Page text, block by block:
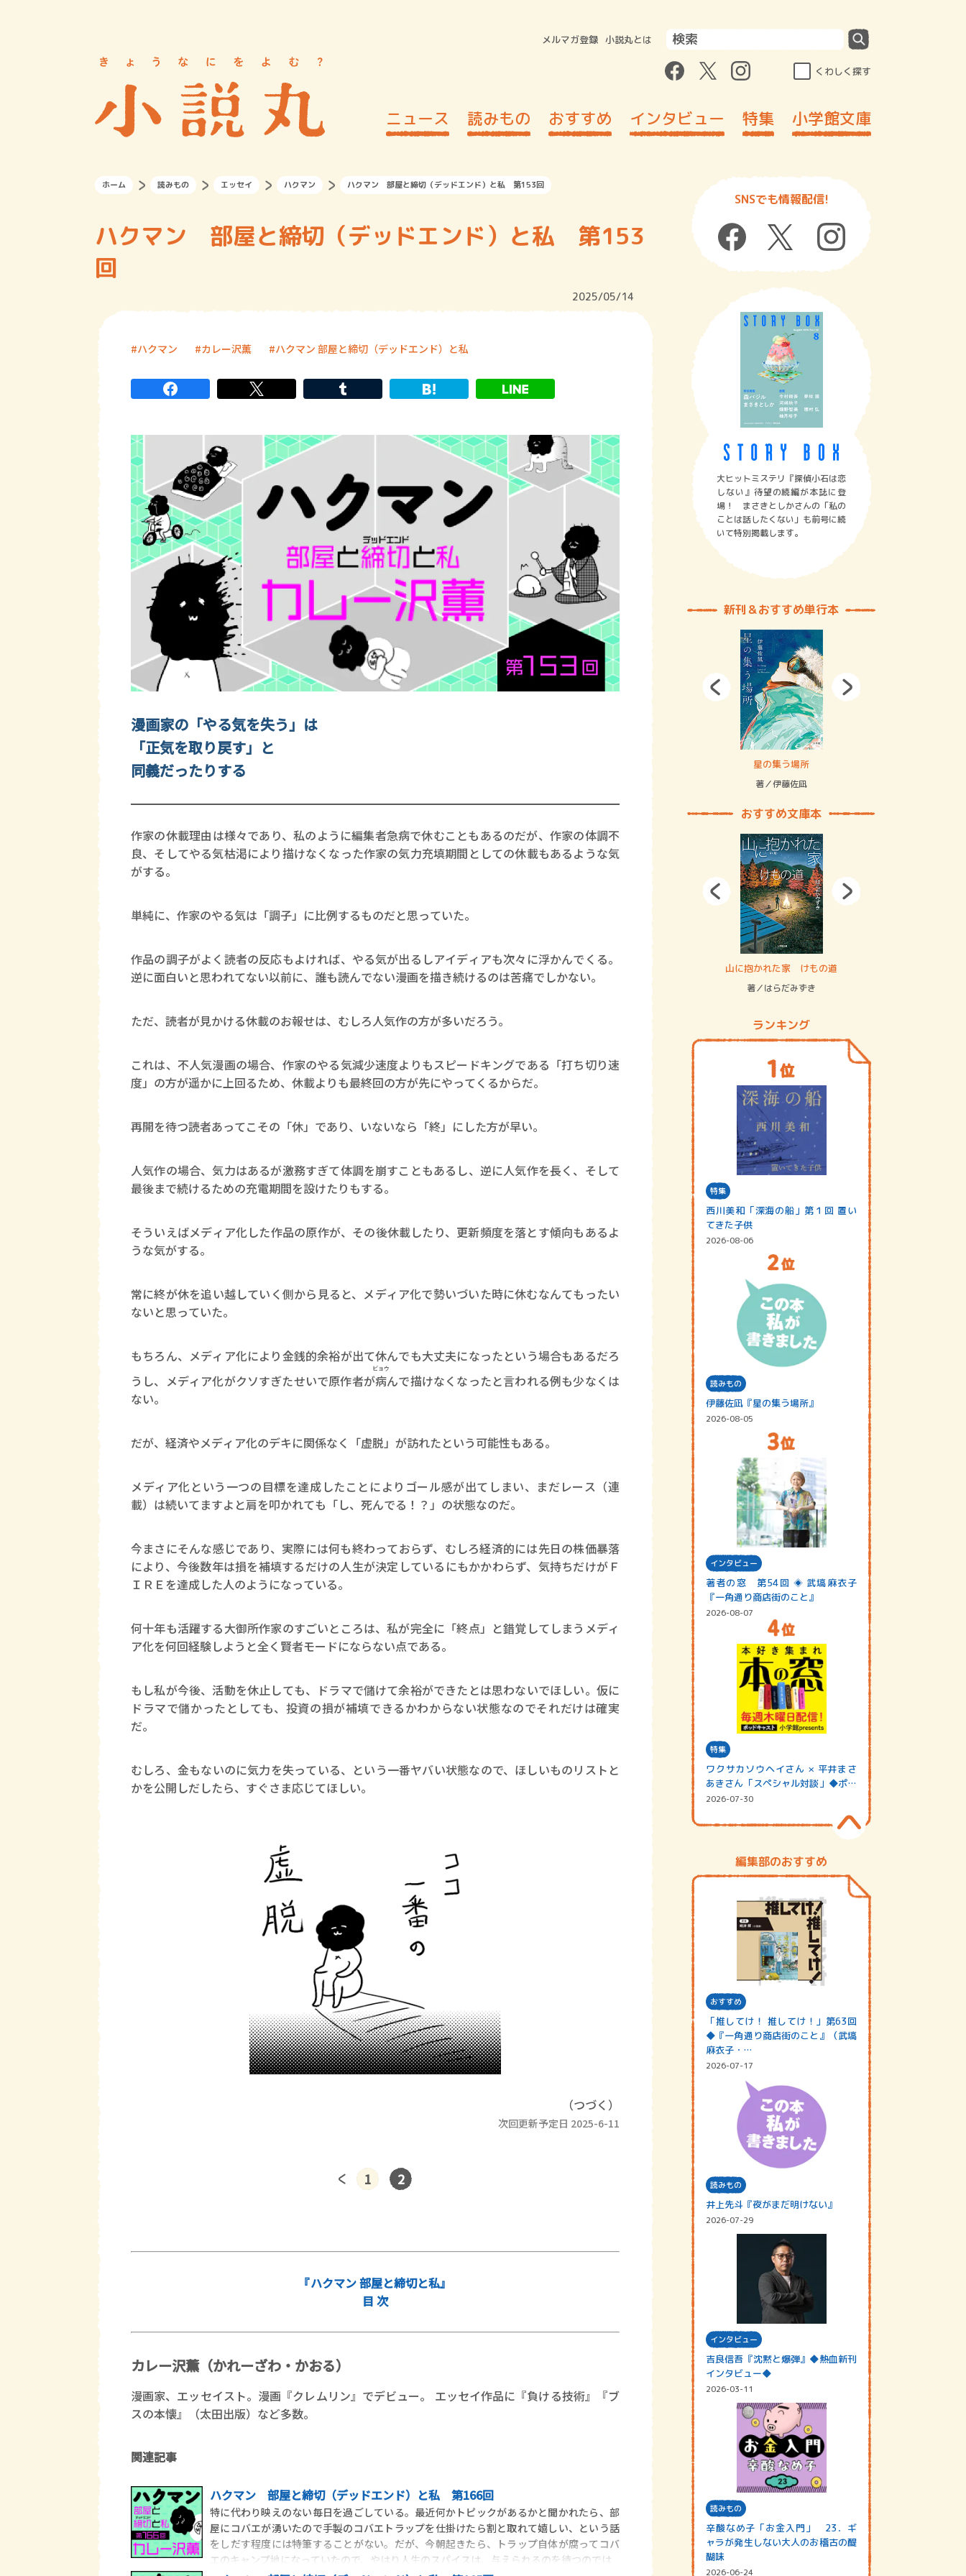
メルマガ登録 小説丸とは
くわしく探す
ニュース 読みもの おすすめ インタビュー 特集 小学館文庫
ホーム 読みもの エッセイ ハクマン ハクマン 部屋と締切（デッドエンド）と私 第153回
ハクマン 部屋と締切（デッドエンド）と私 第153
回
2025/05/14
ハクマン カレー沢薫 ハクマン 部屋と締切（デッドエンド）と私
漫画家の「やる気を失う」は
「正気を取り戻す」と
同義だったりする
作家の休載理由は様々であり、私のように編集者急病で休むこともあるのだが、作家の体調不
良、そしてやる気枯渇により描けなくなった作家の気力充填期間としての休載もあるような気
がする。
単純に、作家のやる気は「調子」に比例するものだと思っていた。
作品の調子がよく読者の反応もよければ、やる気が出るしアイディアも次々に浮かんでくる。
逆に面白いと思われてない以前に、誰も読んでない漫画を描き続けるのは苦痛でしかない。
ただ、読者が見かける休載のお報せは、むしろ人気作の方が多いだろう。
これは、不人気漫画の場合、作家のやる気減少速度よりもスピードキングである「打ち切り速
度」の方が遥かに上回るため、休載よりも最終回の方が先にやってくるからだ。
再開を待つ読者あってこその「休」であり、いないなら「終」にした方が早い。
人気作の場合、気力はあるが激務すぎて体調を崩すこともあるし、逆に人気作を長く、そして
最後まで続けるための充電期間を設けたりもする。
そういえばメディア化した作品の原作が、その後休載したり、更新頻度を落とす傾向もあるよ
うな気がする。
常に終が休を追い越していく側から見ると、メディア化で勢いづいた時に休むなんてもったい
ないと思っていた。
もちろん、メディア化により金銭的余裕が出て休んでも大丈夫になったという場合もあるだろ
うし、メディア化がクソすぎたせいで原作者が病
ビョウ
んで描けなくなったと言われる例も少なくは
ない。
だが、経済やメディア化のデキに関係なく「虚脱」が訪れたという可能性もある。
メディア化という一つの目標を達成したことによりゴール感が出てしまい、まだレース（連
載）は続いてますよと肩を叩かれても「し、死んでる！？」の状態なのだ。
今まさにそんな感じであり、実際には何も終わっておらず、むしろ経済的には先日の株価暴落
により、今後数年は損を補填するだけの人生が決定しているにもかかわらず、気持ちだけがＦ
ＩＲＥを達成した人のようになっている。
何十年も活躍する大御所作家のすごいところは、私が完全に「終点」と錯覚してしまうメディ
ア化を何回経験しようと全く賢者モードにならない点である。
もし私が今後、活動を休止しても、ドラマで儲けて余裕ができたとは思わないでほしい。仮に
ドラマで儲かったとしても、投資の損が補填できるかわからない状態なのでそれだけは確実
だ。
むしろ、金もないのに気力を失っている、という一番ヤバい状態なので、ほしいものリストと
かを公開しだしたら、すぐさま応じてほしい。
（つづく）
次回更新予定日 2025-6-11
1 2
『ハクマン 部屋と締切と私』
目 次
カレー沢薫（かれーざわ・かおる）
漫画家、エッセイスト。漫画『クレムリン』でデビュー。 エッセイ作品に『負ける技術』『ブ
スの本懐』（太田出版）など多数。
関連記事
ハクマン 部屋と締切（デッドエンド）と私 第166回
特に代わり映えのない毎日を過ごしている。最近何かトピックがあるかと聞かれたら、部
屋にコバエが湧いたので手製のコバエトラップを仕掛けたら割と取れて嬉しい、という話
をしだす程度には特筆することがない。だが、今朝起きたら、トラップ自体が腐ってコバ
エのキャンプ地になっていたので、やはり人生のスパイスは、与えられるのを待つのでは
SNSでも情報配信!
大ヒットミステリ『探偵小石は恋
しない』待望の続編が本誌に登
場！ まさきとしかさんの「私の
ことは話したくない」も前号に続
いて特別掲載します。
新刊＆おすすめ単行本
星の集う場所
著／伊藤佐凪
おすすめ文庫本
ロボット・イン・ザ・システム 山に抱かれた家 けもの道
著／はらだみずき
ランキング
特集
西川美和「深海の船」第１回 置い
てきた子供
2026-08-06
読みもの
伊藤佐凪『星の集う場所』
2026-08-05
インタビュー
著者の窓 第54回 ◈ 武塙麻衣子
『一角通り商店街のこと』
2026-08-07
特集
ワクサカソウヘイさん × 平井まさ
あきさん「スペシャル対談」◆ポッ
ドキャスト…
2026-07-30
編集部のおすすめ
おすすめ
「推してけ！ 推してけ！」第63回
◆『一角通り商店街のこと』（武塙
麻衣子・…
2026-07-17
読みもの
井上先斗『夜がまだ明けない』
2026-07-29
インタビュー
吉良信吾『沈黙と爆弾』◆熱血新刊
インタビュー◆
2026-03-11
読みもの
辛酸なめ子「お金入門」 23．ギ
ャラが発生しない大人のお稽古の醍
醐味
2026-06-24